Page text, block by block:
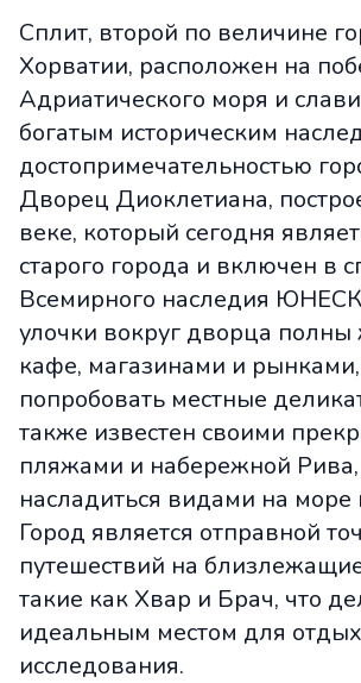
Сплит, второй по величине
Хорватии, расположен на
Адриатического моря и
богатым историческим
достопримечательностью
Дворец Диоклетиана,
веке, который сегодня
старого города и включен в
Всемирного наследия
улочки вокруг дворца полны
кафе, магазинами и
попробовать местные
также известен своими
пляжами и набережной
насладиться видами на море
Город является отправной
путешествий на
такие как Хвар и Брач, что
идеальным местом для
исследования.